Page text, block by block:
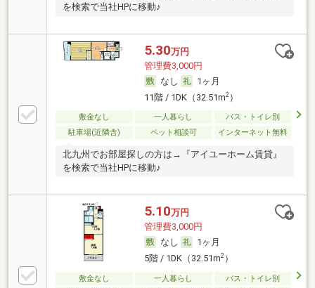
を検索で当社HPに移動♪
5.30万円
管理費3,000円
なし
1ヶ月
11階 / 1DK（32.51m2）
敷金なし 一人暮らし
バス・トイレ別
駐車場(近隣含)
ペット相談可 インターネット無料
北九州でお部屋探しの方は→『アイユーホーム賃貸』
を検索で当社HPに移動♪
5.10万円
管理費3,000円
なし
1ヶ月
5階 / 1DK（32.51m2）
敷金なし 一人暮らし
バス・トイレ別